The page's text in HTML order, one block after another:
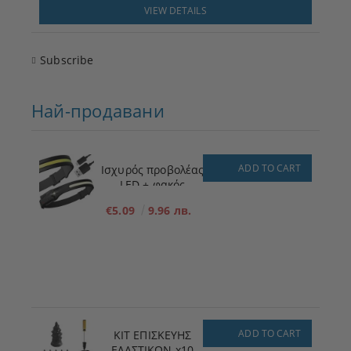
VIEW DETAILS
Subscribe
Най-продавани
Ισχυρός προβολέας
LED + φακός
€5.09
9.96 лв.
ADD TO CART
ΚΙΤ ΕΠΙΣΚΕΥΗΣ
ADD TO CART